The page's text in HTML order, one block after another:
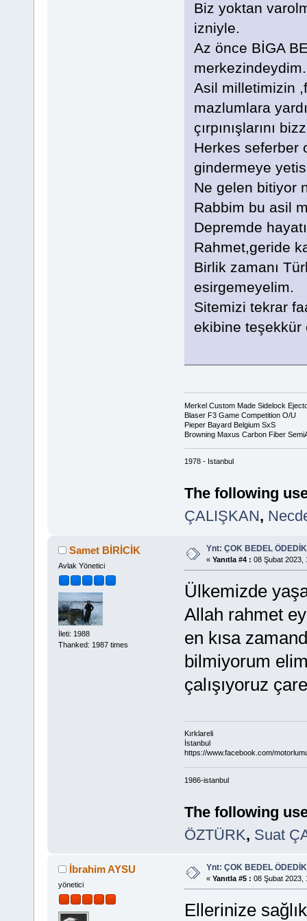
Biz yoktan
izniyle.
Az önce BİGA
merkezindeydim.
Asil milletimizin
mazlumlara
çırpınışlarını
Herkes seferber
gindermeye
Ne gelen bitiyor
Rabbim bu asil
Depremde
Rahmet,geride
Birlik zamanı
esirgemeyelim.
Sitemizi tekrar
ekibine teşekkür
Merkel Custom Made Sidelock
Blaser F3 Game Competition O/U
Pieper Bayard Belgium SxS
Browning Maxus Carbon Fiber
1978 - Istanbul
The following
ÇALIŞKAN,
Samet BİRİCİK
Avlak Yönetici
İleti: 1988
Thanked: 1987 times
Ynt: ÇOK BEDEL
« Yanıtla #4 : 08 Şubat 2023,
Ülkemizde
Allah rahmet
en kısa
bilmiyorum
çalışıyoruz
Kırklareli
İstanbul
https://www.facebook.com/
1986-istanbul
The following
ÖZTÜRK, Suat
İbrahim AYSU
yönetici
Ynt: ÇOK BEDEL
« Yanıtla #5 : 08 Şubat 2023,
Ellerinize